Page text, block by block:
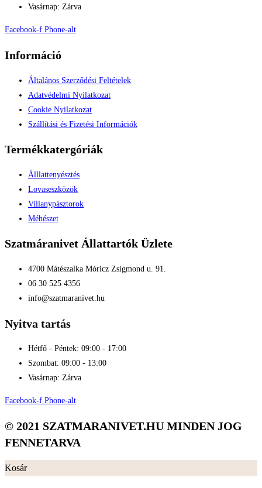
Vasárnap: Zárva
Facebook-f Phone-alt
Információ
Általános Szerződési Feltételek
Adatvédelmi Nyilatkozat
Cookie Nyilatkozat
Szállítási és Fizetési Információk
Termékkatergóriák
Álllattenyésztés
Lovaseszközök
Villanypásztorok
Méhészet
Szatmáranivet Állattartók Üzlete
4700 Mátészalka Móricz Zsigmond u. 91.
06 30 525 4356
info@szatmaranivet.hu
Nyitva tartás
Hétfő - Péntek: 09:00 - 17:00
Szombat: 09:00 - 13:00
Vasárnap: Zárva
Facebook-f Phone-alt
© 2021 SZATMARANIVET.HU MINDEN JOG
FENNETARVA
Kosár